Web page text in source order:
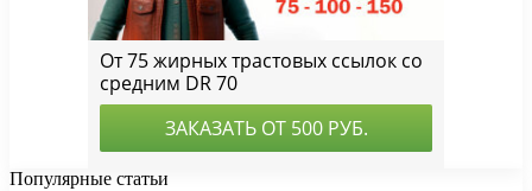
Популярные статьи